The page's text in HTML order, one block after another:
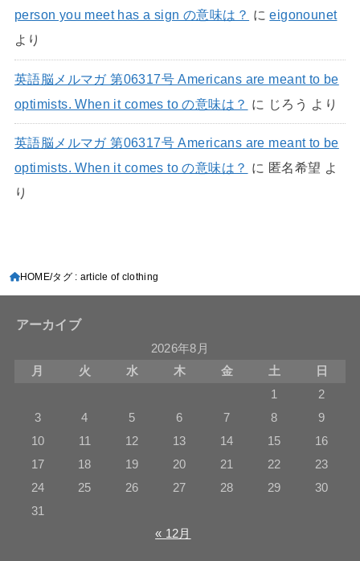
person you meet has a sign の意味は？ にeigonounet
より
英語脳メルマガ 第06317号 Americans are meant to be
optimists. When it comes to の意味は？ に じろう より
英語脳メルマガ 第06317号 Americans are meant to be
optimists. When it comes to の意味は？ に 匿名希望 よ
り
HOME タグ : article of clothing
アーカイブ
2026年8月
月
火 水 木 金 土
日
1
2
3
4 5 6 7 8
9
10
11 12 13 14 15
16
17
18 19 20 21 22
23
24
25 26 27 28 29
30
31
« 12月